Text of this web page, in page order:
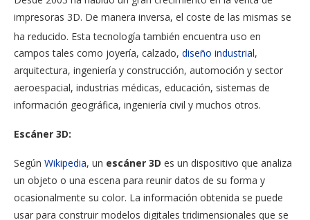
impresoras 3D. De manera inversa, el coste de las mismas se
ha reducido. Esta tecnología también encuentra uso en
campos tales como joyería, calzado, diseño industrial,
arquitectura, ingeniería y construcción, automoción y sector
aeroespacial, industrias médicas, educación, sistemas de
información geográfica, ingeniería civil y muchos otros.
Escáner 3D:
Según Wikipedia, un escáner 3D es un dispositivo que analiza
un objeto o una escena para reunir datos de su forma y
ocasionalmente su color. La información obtenida se puede
usar para construir modelos digitales tridimensionales que se